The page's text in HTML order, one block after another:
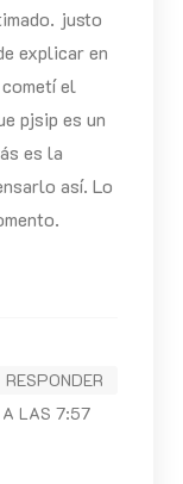
justo
explicar en
el
pjsip es un
es la
así. Lo
A LAS 7:57
RESPONDER